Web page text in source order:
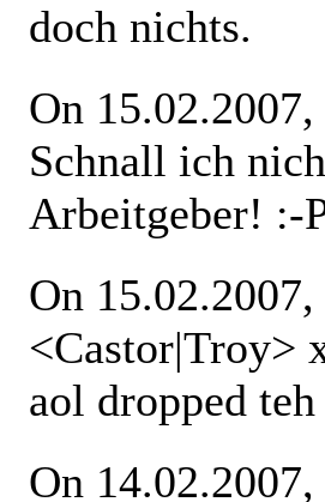
doch nichts.
On
Schnall ich
Arbeitgeber! :-
On
<Castor|Troy>
aol dropped
On